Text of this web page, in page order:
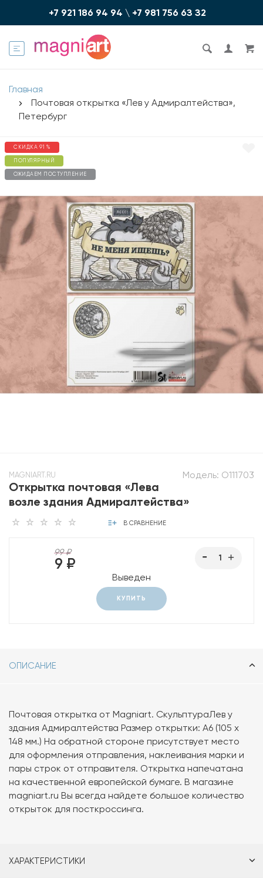
+7 921 186 94 94 \ +7 981 756 6З З2
Главная
Почтовая открытка «Лев у Адмиралтейства»,
Петербург
СКИДКА 91 %
ПОПУЛЯРНЫЙ
ОЖИДАЕМ ПОСТУПЛЕНИЕ
Модель: O111703
MAGNIART.RU
Открытка почтовая «Лева
возле здания Адмиралтейства»
В СРАВНЕНИЕ
99 ₽
9 ₽
Выведен
КУПИТЬ
ОПИСАНИЕ
Почтовая открытка от Magniart. СкульптураЛев у
здания Адмиралтейства Размер открытки: А6 (105 х
148 мм.) На обратной стороне присутствует место
для оформления отправления, наклеивания марки и
пары строк от отправителя. Открытка напечатана
на качественной европейской бумаге. В магазине
magniart.ru Вы всегда найдете большое количество
открыток для посткроссинга.
ХАРАКТЕРИСТИКИ